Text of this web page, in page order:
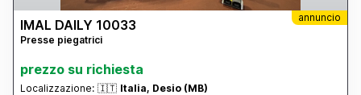
annuncio
IMAL DAILY 10033
Presse piegatrici
prezzo su richiesta
Localizzazione: 🇮🇹 Italia, Desio (MB)